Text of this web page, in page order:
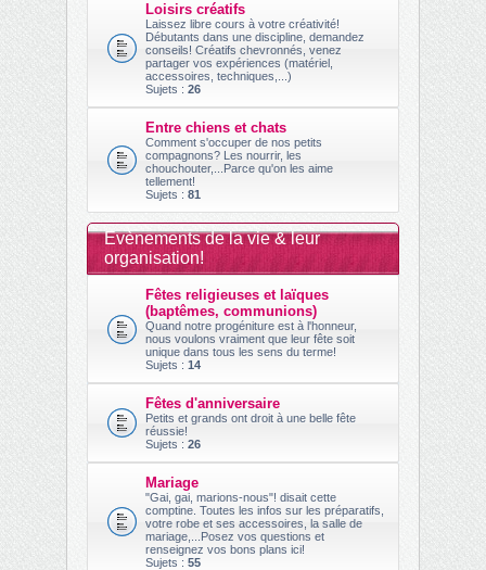
Loisirs créatifs
Laissez libre cours à votre créativité!
Débutants dans une discipline, demandez
conseils! Créatifs chevronnés, venez
partager vos expériences (matériel,
accessoires, techniques,...)
Sujets : 26
Entre chiens et chats
Comment s'occuper de nos petits
compagnons? Les nourrir, les
chouchouter,...Parce qu'on les aime
tellement!
Sujets : 81
Evènements de la vie & leur
organisation!
Fêtes religieuses et laïques
(baptêmes, communions)
Quand notre progéniture est à l'honneur,
nous voulons vraiment que leur fête soit
unique dans tous les sens du terme!
Sujets : 14
Fêtes d'anniversaire
Petits et grands ont droit à une belle fête
réussie!
Sujets : 26
Mariage
"Gai, gai, marions-nous"! disait cette
comptine. Toutes les infos sur les préparatifs,
votre robe et ses accessoires, la salle de
mariage,...Posez vos questions et
renseignez vos bons plans ici!
Sujets : 55